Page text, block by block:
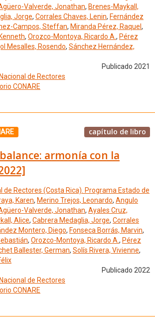
Valverde, Jonathan, Brenes-Maykall,
Jorge, Corrales Chaves, Lenin, Fernández
Campos, Steffan, Miranda Pérez, Raquel ,
, Orozco-Montoya, Ricardo A., Pérez
Mesalles, Rosendo, Sánchez Hernández,
Publicado 2021
de Rectores
CONARE
capítulo de libro
armonía con la
de Rectores (Costa Rica). Programa Estado de
Karen, Merino Trejos, Leonardo, Angulo
Valverde, Jonathan, Ayales Cruz,
Alice, Cabrera Medaglia, Jorge, Corrales
Montero, Diego, Fonseca Borrás, Marvin,
, Orozco-Montoya, Ricardo A., Pérez
Ballester, German, Solís Rivera, Vivienne,
Publicado 2022
de Rectores
CONARE